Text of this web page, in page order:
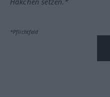
*Pflichtfeld